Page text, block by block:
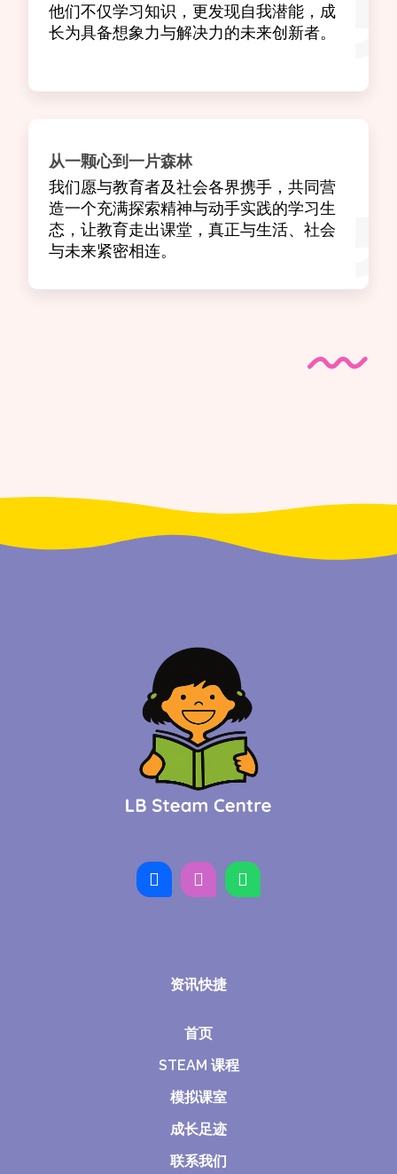
他们不仅学习知识，更发现自我潜能，成
长为具备想象力与解决力的未来创新者。
从一颗心到一片森林
我们愿与教育者及社会各界携手，共同营
造一个充满探索精神与动手实践的学习生
态，让教育走出课堂，真正与生活、社会
与未来紧密相连。
资讯快捷
首页
STEAM 课程
模拟课室
成长足迹
联系我们